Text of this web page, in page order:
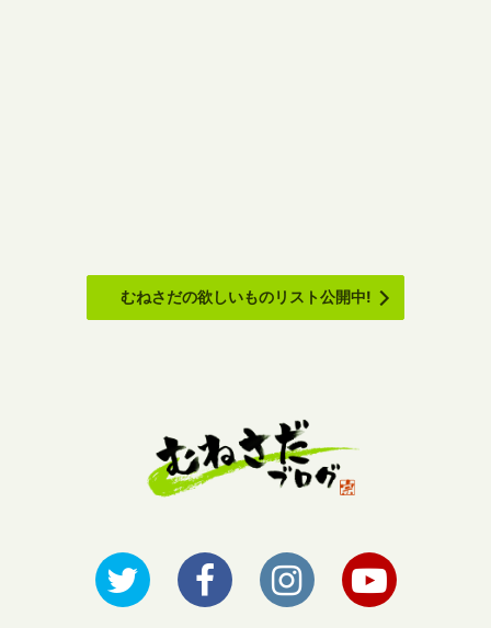
むねさだの欲しいものリスト公開中!